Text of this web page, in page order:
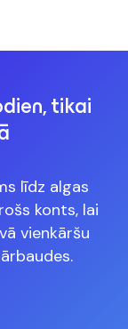
tikai
līdz algas
konts, lai
vienkāršu